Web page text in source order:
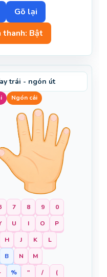
Gõ lại
thanh: Bật
trái - ngón út
Ngón cái
7 8 9
0
U I O
P
H J K
L
B N
M
% " /
(